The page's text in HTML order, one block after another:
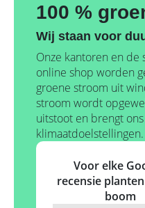
100 %
Wij staan voor
Onze kantoren en de
online shop worden
groene stroom uit
stroom wordt
uitstoot en brengt
klimaatdoelstellingen.
Voor elke
recensie
boom